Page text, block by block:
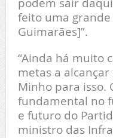
feito uma
Guimarães]”.
“Ainda há muito
metas a
Minho para isso.
fundamental no
e futuro do
ministro das